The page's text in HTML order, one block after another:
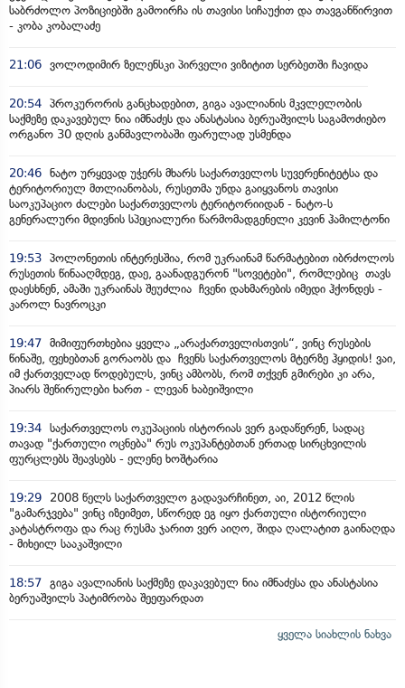
საბრძოლო პოზიციებში გამოირჩა ის თავისი სიჩაუქით და თავგანწირვით
- კობა კობალაძე
21:06 ვოლოდიმირ ზელენსკი პირველი ვიზიტით სერბეთში ჩავიდა
20:54 პროკურორის განცხადებით, გიგა ავალიანის მკვლელობის
საქმეზე დაკავებულ ნია იმნაძეს და ანასტასია ბერუაშვილს საგამოძიებო
ორგანო 30 დღის განმავლობაში ფარულად უსმენდა
20:46 ნატო ურყევად უჭერს მხარს საქართველოს სუვერენიტეტსა და
ტერიტორიულ მთლიანობას, რუსეთმა უნდა გაიყვანოს თავისი
საოკუპაციო ძალები საქართველოს ტერიტორიიდან - ნატო-ს
გენერალური მდივნის სპეციალური წარმომადგენელი კევინ ჰამილტონი
19:53 პოლონეთის ინტერესშია, რომ უკრაინამ წარმატებით იბრძოლოს
რუსეთის წინააღმდეგ, დაე, გაანადგურონ "სოვეტები", რომლებიც თავს
დაესხნენ, ამაში უკრაინას შეუძლია ჩვენი დახმარების იმედი ჰქონდეს -
კაროლ ნავროცკი
19:47 მიმიფურთხებია ყველა „არაქართველისთვის“, ვინც რუსების
წინაშე, ფეხებთან გორაობს და ჩვენს საქართველოს მტერზე ჰყიდის! ვაი,
იმ ქართველად წოდებულს, ვინც ამბობს, რომ თქვენ გმირები კი არა,
პიარს შეწირულები ხართ - ლევან ხაბეიშვილი
19:34 საქართველოს ოკუპაციის ისტორიას ვერ გადაწერენ, სადაც
თავად "ქართული ოცნება" რუს ოკუპანტებთან ერთად სირცხვილის
ფურცლებს შეავსებს - ელენე ხოშტარია
19:29
2008 წელს საქართველო გადავარჩინეთ, აი, 2012 წლის
"გამარჯვება" ვინც იზეიმეთ, სწორედ ეგ იყო ქართული ისტორიული
კატასტროფა და რაც რუსმა ჯარით ვერ აიღო, შიდა ღალატით გაინაღდა
- მიხეილ სააკაშვილი
18:57 გიგა ავალიანის საქმეზე დაკავებულ ნია იმნაძესა და ანასტასია
ბერუაშვილს პატიმრობა შეეფარდათ
ყველა სიახლის ნახვა